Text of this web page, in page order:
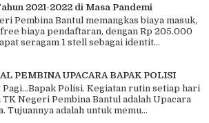
2021-2022 di Masa Pandemi
Pembina Bantul memangkas biaya masuk,
biaya pendaftaran, dengan Rp 205.000
seragam 1 stell sebagai identit...
PEMBINA UPACARA BAPAK POLISI
Pagi…Bapak Polisi. Kegiatan rutin setiap hari
TK Negeri Pembina Bantul adalah Upacara
Tujuannya adalah untuk memu...